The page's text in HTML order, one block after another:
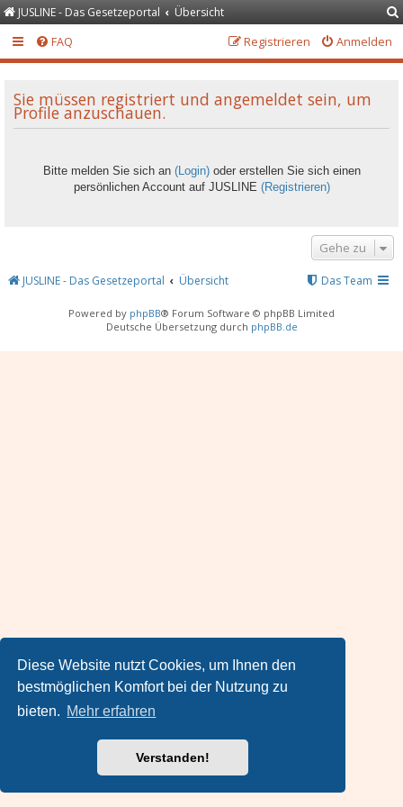
Diese Website nutzt Cookies, um Ihnen den
bestmöglichen Komfort bei der Nutzung zu
bieten. Mehr erfahren
Verstanden!
JUSLINE - Das Gesetzeportal Übersicht
FAQ Anmelden
Registrieren
Sie müssen registriert und angemeldet sein, um
Profile anzuschauen.
Bitte melden Sie sich an (Login)oder erstellen Sie sich einen
persönlichen Account auf JUSLINE (Registrieren)
Gehe zu
JUSLINE - Das Gesetzeportal Übersicht Das Team
Powered by phpBB® Forum Software © phpBB Limited
Deutsche Übersetzung durch phpBB.de